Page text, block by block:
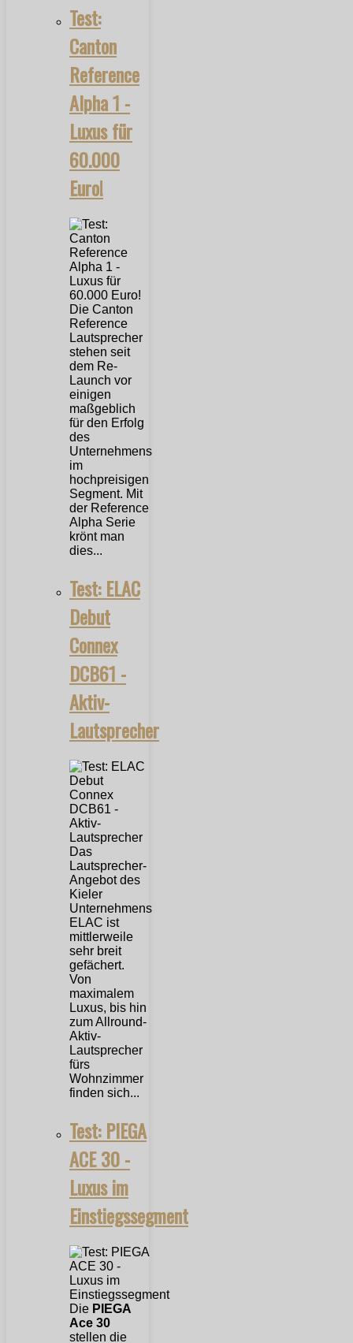
Test:
Canton
Reference
Alpha 1 -
Luxus für
60.000
Euro!
Die Canton
Reference
Lautsprecher
stehen seit
dem Re-
Launch vor
einigen
maßgeblich
für den Erfolg
des
Unternehmens
im
hochpreisigen
Segment. Mit
der Reference
Alpha Serie
krönt man
dies...
Test: ELAC
Debut
Connex
DCB61 -
Aktiv-
Lautsprecher
Das
Lautsprecher-
Angebot des
Kieler
Unternehmens
ELAC ist
mittlerweile
sehr breit
gefächert.
Von
maximalem
Luxus, bis hin
zum Allround-
Aktiv-
Lautsprecher
fürs
Wohnzimmer
finden sich...
Test: PIEGA
ACE 30 -
Luxus im
Einstiegssegment
Die PIEGA
Ace 30
stellen die